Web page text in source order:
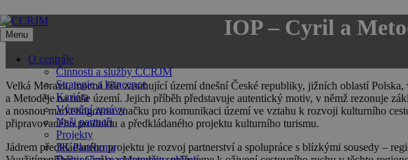
Přeskočit
na
obsah
Menu
O centrále
Činnosti a služby CCRJM
Strategie a koncepce
Kariéra
Výroční zprávy
Naši partneři
Projekty
3K Platforma
IOP – Cyril a
Velká Morava, mocná říše zasahující území dnešní České republiky, jižních oblastí
a Metoděje na naše území. Jejich příběh představuje autentický motiv, v němž rezonuje
a nosnou marketingovou značku pro komunikaci území ve vztahu k rozvoji kulturního
připravovaného produktu a předkládaného projektu kulturního turismu.
Jádrem předkládaného projektu je rozvoj partnerství a spolupráce s blízkými sousedy –